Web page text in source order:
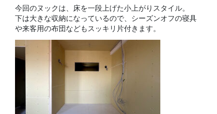
今回のヌックは、床を一段上げた小上がりスタイル。
下は大きな収納になっているので、シーズンオフの寝具
や来客用の布団などもスッキリ片付きます。